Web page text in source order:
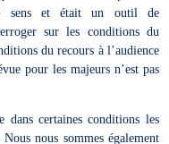
sens et était un outil de
sur les conditions du
du recours à l’audience
pour les majeurs n’est pas
dans certaines conditions les
nous sommes également